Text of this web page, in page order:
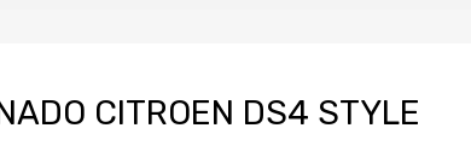
CITROEN DS4 STYLE